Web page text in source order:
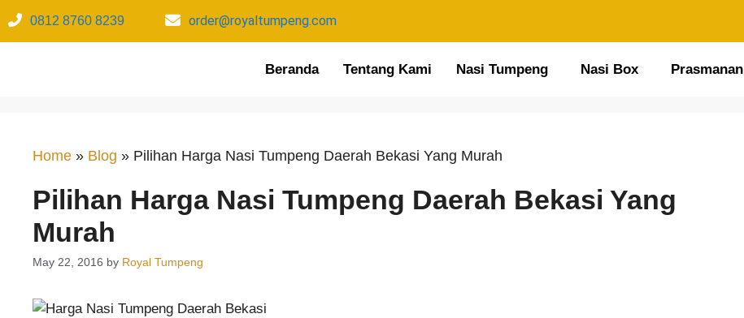
0812 8760 8239​ order@royaltumpeng.com​
Beranda Tentang Kami Nasi Tumpeng Nasi Box Prasmanan
Home » Blog » Pilihan Harga Nasi Tumpeng Daerah Bekasi Yang Murah
Pilihan Harga Nasi Tumpeng Daerah Bekasi Yang
Murah
May 22, 2016 by Royal Tumpeng